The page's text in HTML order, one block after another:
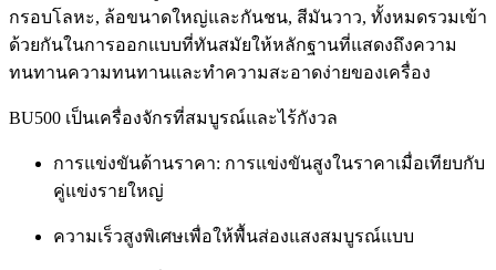
กรอบโลหะ, ล้อขนาดใหญ่และกันชน, สีมันวาว, ทั้งหมดรวมเข้า
ด้วยกันในการออกแบบที่ทันสมัยให้หลักฐานที่แสดงถึงความ
ทนทานความทนทานและทำความสะอาดง่ายของเครื่อง
BU500 เป็นเครื่องจักรที่สมบูรณ์และไร้กังวล
การแข่งขันด้านราคา: การแข่งขันสูงในราคาเมื่อเทียบกับ
คู่แข่งรายใหญ่
ความเร็วสูงพิเศษเพื่อให้พื้นส่องแสงสมบูรณ์แบบ